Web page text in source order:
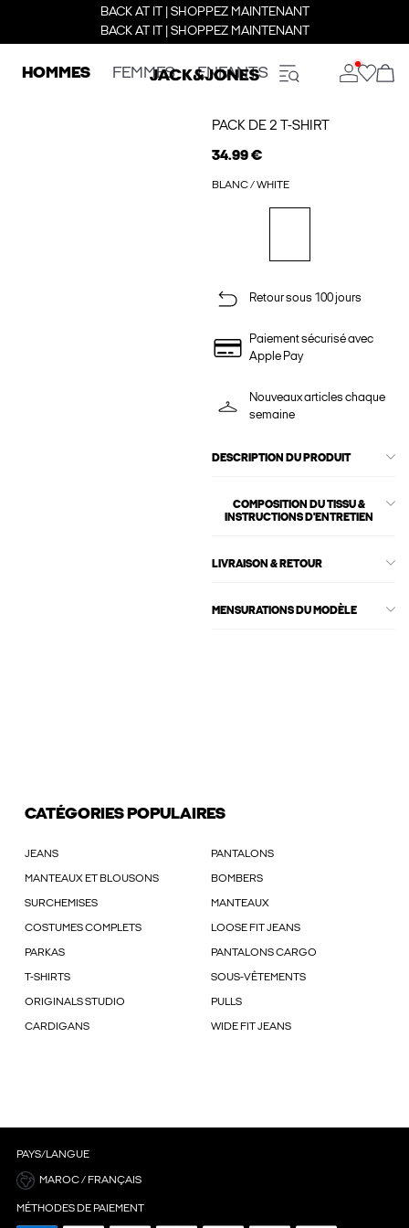
BACK AT IT | SHOPPEZ MAINTENANT
BACK AT IT | SHOPPEZ MAINTENANT
HOMMES FEMMES ENFANTS
PACK DE 2 T-SHIRT
34.99 €
BLANC / WHITE
Retour sous 100 jours
Paiement sécurisé avec
Apple Pay
Nouveaux articles chaque
semaine
DESCRIPTION DU PRODUIT
COMPOSITION DU TISSU &
INSTRUCTIONS D'ENTRETIEN
LIVRAISON & RETOUR
MENSURATIONS DU MODÈLE
CATÉGORIES POPULAIRES
JEANS PANTALONS
MANTEAUX ET BLOUSONS BOMBERS
SURCHEMISES MANTEAUX
COSTUMES COMPLETS LOOSE FIT JEANS
PARKAS PANTALONS CARGO
T-SHIRTS SOUS-VÊTEMENTS
ORIGINALS STUDIO PULLS
CARDIGANS WIDE FIT JEANS
PAYS/LANGUE
MAROC / FRANÇAIS
MÉTHODES DE PAIEMENT